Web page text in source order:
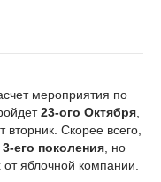
мероприятия по
23-ого Октября
вторник. Скорее всего,
3-его поколения , но
яблочной компании.